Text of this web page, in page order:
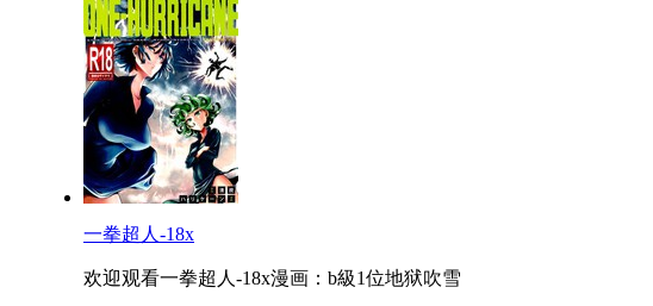
一拳超人-18x
欢迎观看一拳超人-18x漫画：b級1位地狱吹雪